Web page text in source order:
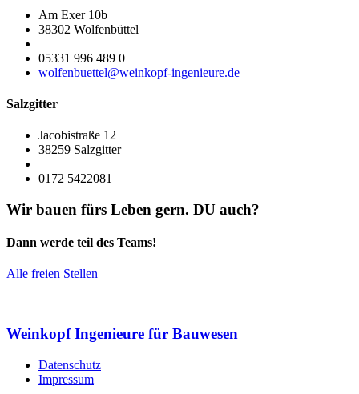
Am Exer 10b
38302 Wolfenbüttel
05331 996 489 0
wolfenbuettel@weinkopf-ingenieure.de
Salzgitter
Jacobistraße 12
38259 Salzgitter
0172 5422081
Wir bauen fürs Leben gern. DU auch?
Dann werde teil des Teams!
Alle freien Stellen
Weinkopf Ingenieure für Bauwesen
Datenschutz
Impressum